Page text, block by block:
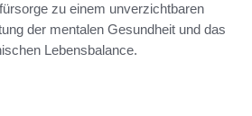
zu einem unverzichtbaren
der mentalen Gesundheit und das
Lebensbalance.